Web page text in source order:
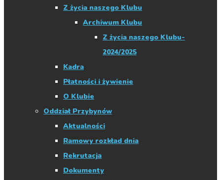
Z życia naszego Klubu
Archiwum Klubu
Z życia naszego Klubu-
2024/2025
Kadra
Płatności i żywienie
O Klubie
Oddział Przybynów
Aktualności
Ramowy rozkład dnia
Rekrutacja
Dokumenty